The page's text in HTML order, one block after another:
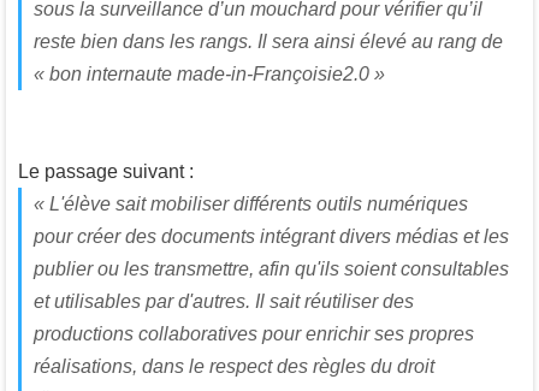
sous la surveillance d’un mouchard pour vérifier qu’il
reste bien dans les rangs. Il sera ainsi élevé au rang de
« bon internaute made-in-Françoisie2.0 »
Le passage suivant :
« L'élève sait mobiliser différents outils numériques
pour créer des documents intégrant divers médias et les
publier ou les transmettre, afin qu'ils soient consultables
et utilisables par d'autres. Il sait réutiliser des
productions collaboratives pour enrichir ses propres
réalisations, dans le respect des règles du droit